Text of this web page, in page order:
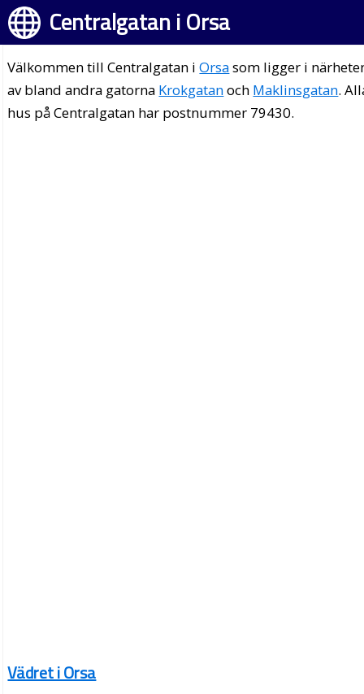
Centralgatan i Orsa
Välkommen till Centralgatan iOrsasom ligger i
av bland andra gatorna Krokgatanoch Maklinsgatan.
hus på Centralgatan har postnummer 79430.
Vädret i Orsa